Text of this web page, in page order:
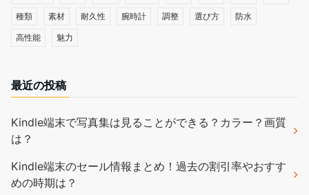
種類 素材 耐久性 腕時計 調整 選び方 防水
高性能 魅力
最近の投稿
Kindle端末で写真集は見ることができる？カラー？画質
は？
Kindle端末のセール情報まとめ！過去の割引率やおすす
めの時期は？